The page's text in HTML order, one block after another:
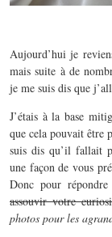
Aujourd’hui je
mais suite à de
je me suis dis que
J’étais à la base
que cela pouvait être
suis dis qu’il fallait
une façon de vous
Donc pour
assouvir votre
photos pour les